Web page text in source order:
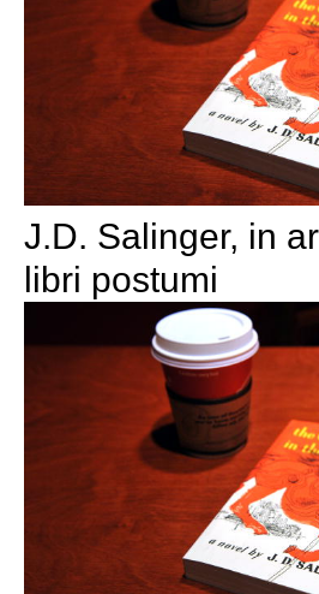
J.D. Salinger, in
libri postumi